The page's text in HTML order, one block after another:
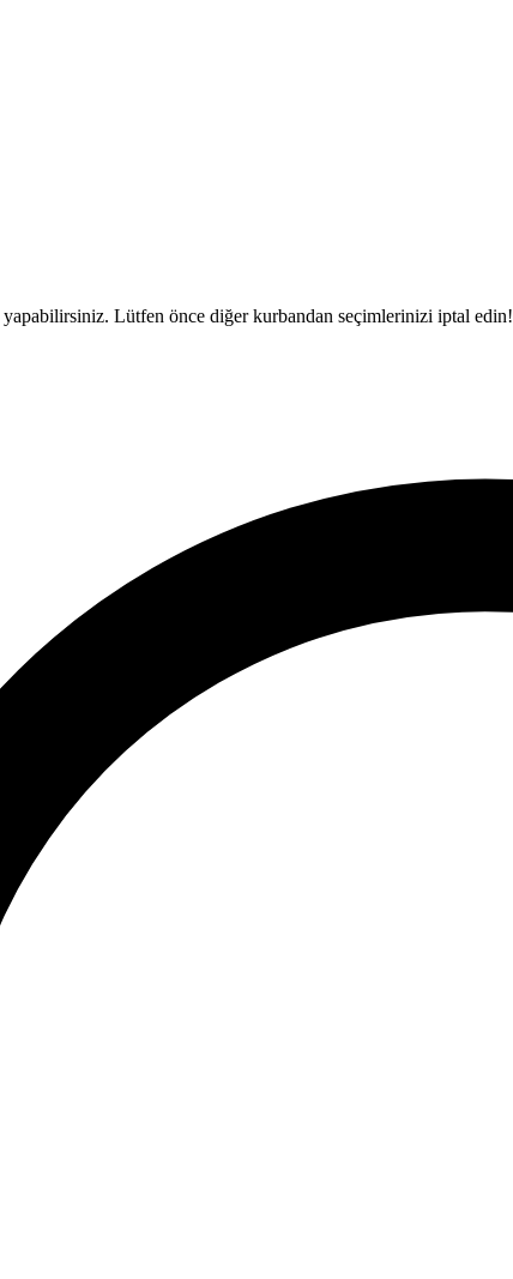
Lütfen önce diğer kurbandan seçimlerinizi iptal edin!